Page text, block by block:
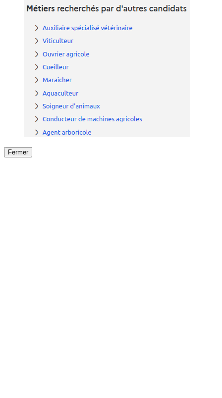
Fermer